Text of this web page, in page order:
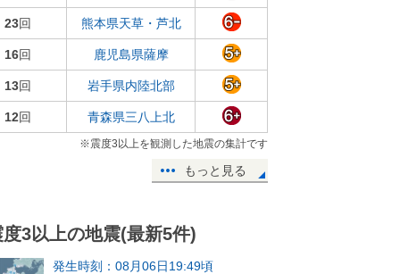
23回 熊本県天草・芦北
16回 鹿児島県薩摩
13回 岩手県内陸北部
12回 青森県三八上北
※震度3以上を観測した地震の集計です
もっと見る
度3以上の地震(最新5件)
発生時刻：08月06日19:49頃